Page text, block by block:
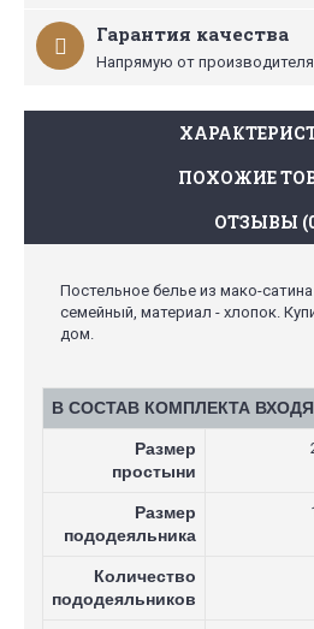
Гарантия качества
Напрямую от
ПОХОЖИЕ
ОТЗЫВЫ
Постельное белье из мако-
семейный, материал - хлопок.
дом.
В СОСТАВ КОМПЛЕКТА
Размер
простыни
Размер
пододеяльника
Количество
пододеяльников